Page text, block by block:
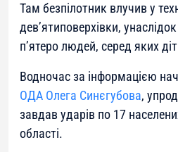
Там безпілотник влучив у
дев’ятиповерхівки,
п’ятеро людей, серед яких
Водночас за інформацією
ОДА Олега Синєгубова,
завдав ударів по 17
області.